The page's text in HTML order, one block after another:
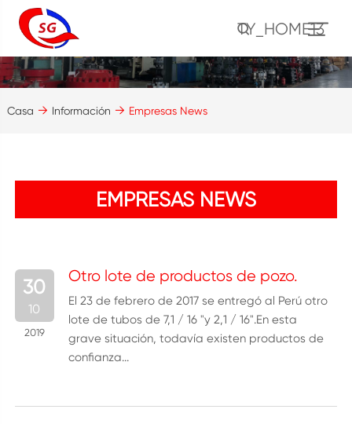
TY_HOME13
Casa Información Empresas News
EMPRESAS NEWS
Otro lote de productos de pozo.
30
10
2019
El 23 de febrero de 2017 se entregó al Perú otro
lote de tubos de 7,1 / 16 "y 2,1 / 16".En esta
grave situación, todavía existen productos de
confianza...